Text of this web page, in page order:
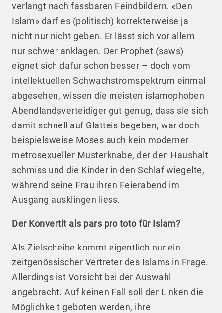
verlangt nach fassbaren Feindbildern. «Den
Islam» darf es (politisch) korrekterweise ja
nicht nur nicht geben. Er lässt sich vor allem
nur schwer anklagen. Der Prophet (saws)
eignet sich dafür schon besser – doch vom
intellektuellen Schwachstromspektrum einmal
abgesehen, wissen die meisten islamophoben
Abendlandsverteidiger gut genug, dass sie sich
damit schnell auf Glatteis begeben, war doch
beispielsweise Moses auch kein moderner
metrosexueller Musterknabe, der den Haushalt
schmiss und die Kinder in den Schlaf wiegelte,
während seine Frau ihren Feierabend im
Ausgang ausklingen liess.
Der Konvertit als pars pro toto für Islam?
Als Zielscheibe kommt eigentlich nur ein
zeitgenössischer Vertreter des Islams in Frage.
Allerdings ist Vorsicht bei der Auswahl
angebracht. Auf keinen Fall soll der Linken die
Möglichkeit geboten werden, ihre